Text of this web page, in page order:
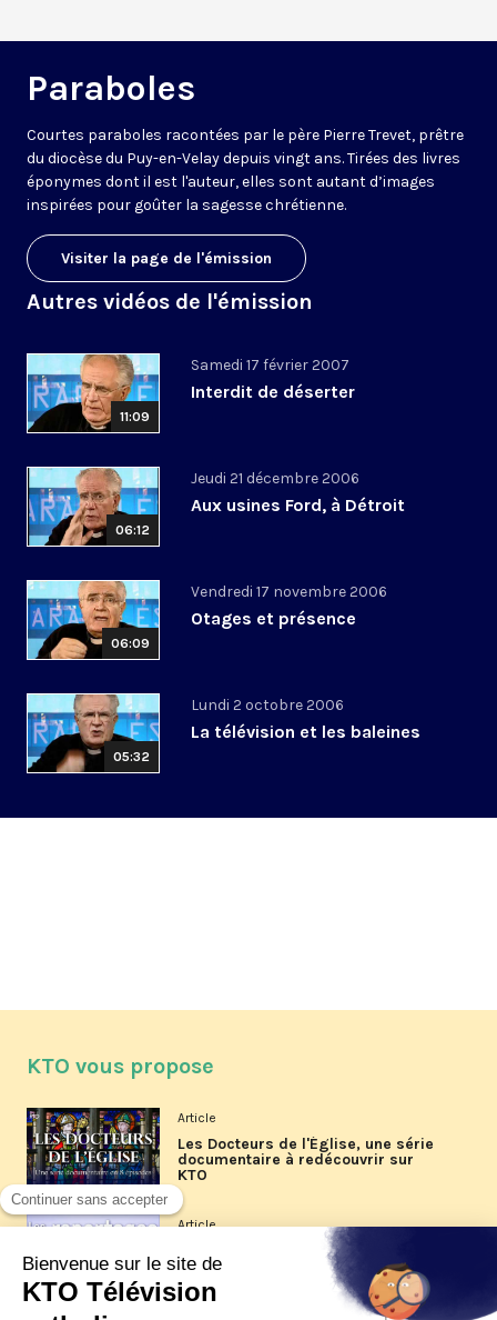
Paraboles
Courtes paraboles racontées par le père Pierre Trevet, prêtre
du diocèse du Puy-en-Velay depuis vingt ans. Tirées des livres
éponymes dont il est l'auteur, elles sont autant d’images
inspirées pour goûter la sagesse chrétienne.
Visiter la page de l'émission
Autres vidéos de l'émission
11:09
Samedi 17 février 2007
Interdit de déserter
06:12
Jeudi 21 décembre 2006
Aux usines Ford, à Détroit
06:09
Vendredi 17 novembre 2006
Otages et présence
05:32
Lundi 2 octobre 2006
La télévision et les baleines
KTO vous propose
Article
Les Docteurs de l'Église, une série
documentaire à redécouvrir sur
KTO
Article
Les reportages d'été 2026 de KTO